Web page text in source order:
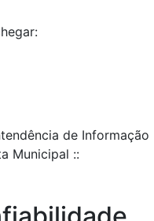
de Informação
Municipal ::